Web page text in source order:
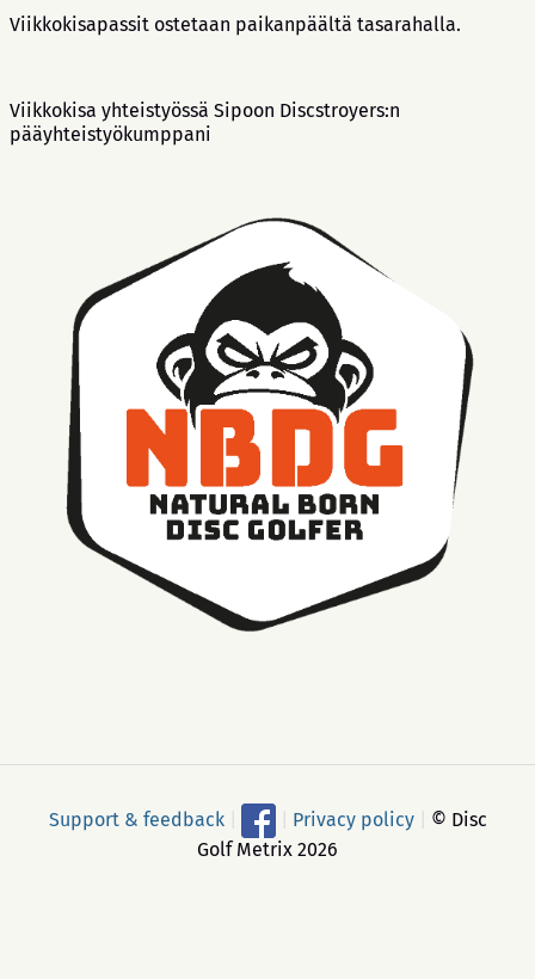
Viikkokisapassit ostetaan paikanpäältä tasarahalla.
Viikkokisa yhteistyössä Sipoon Discstroyers:n
pääyhteistyökumppani
Support & feedback Privacy policy
© Disc
Golf Metrix 2026